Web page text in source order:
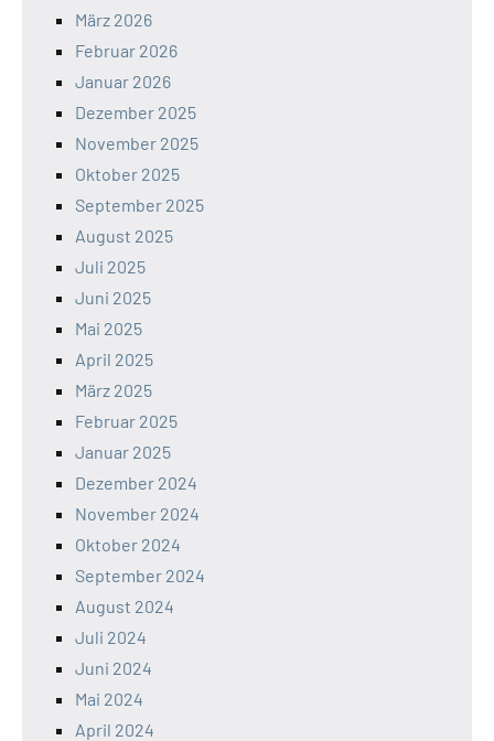
März 2026
Februar 2026
Januar 2026
Dezember 2025
November 2025
Oktober 2025
September 2025
August 2025
Juli 2025
Juni 2025
Mai 2025
April 2025
März 2025
Februar 2025
Januar 2025
Dezember 2024
November 2024
Oktober 2024
September 2024
August 2024
Juli 2024
Juni 2024
Mai 2024
April 2024